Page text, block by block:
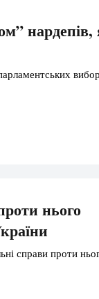
нардепів,
нього
справи проти